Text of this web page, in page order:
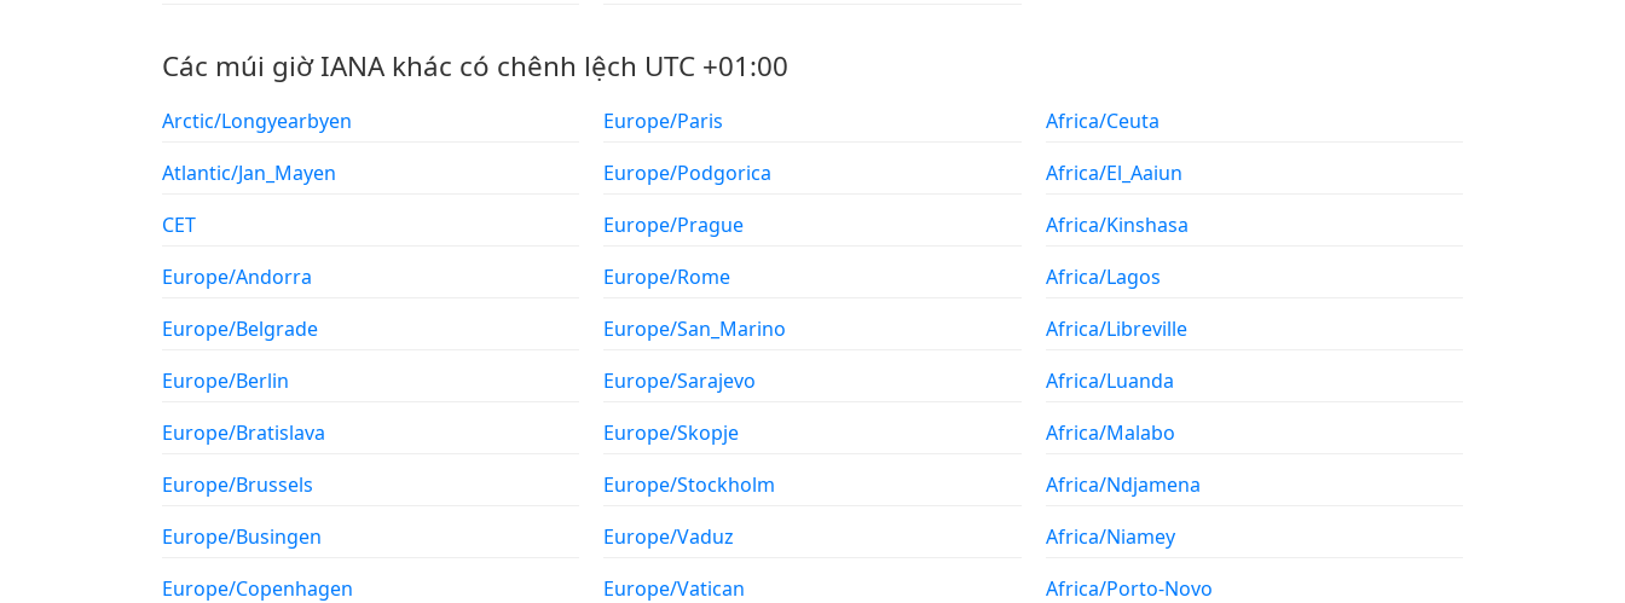
Các múi giờ IANA khác có chênh lệch UTC +01:00
Arctic/Longyearbyen
Atlantic/Jan_Mayen
CET
Europe/Andorra
Europe/Belgrade
Europe/Berlin
Europe/Bratislava
Europe/Brussels
Europe/Busingen
Europe/Copenhagen
Europe/Paris
Europe/Podgorica
Europe/Prague
Europe/Rome
Europe/San_Marino
Europe/Sarajevo
Europe/Skopje
Europe/Stockholm
Europe/Vaduz
Europe/Vatican
Africa/Ceuta
Africa/El_Aaiun
Africa/Kinshasa
Africa/Lagos
Africa/Libreville
Africa/Luanda
Africa/Malabo
Africa/Ndjamena
Africa/Niamey
Africa/Porto-Novo